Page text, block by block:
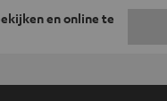
en online te